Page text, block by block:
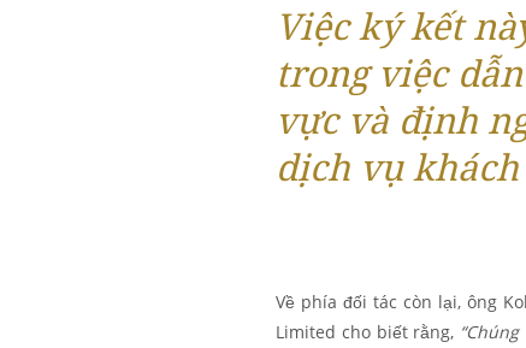
Việc ký kết
trong việc
vực và định
dịch vụ
Về phía đối tác còn lại, ông
Limited cho biết rằng,